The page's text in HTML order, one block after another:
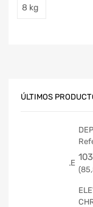
8 kg
ÚLTIMOS